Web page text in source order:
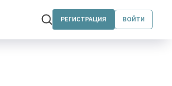
РЕГИСТРАЦИЯ ВОЙТИ